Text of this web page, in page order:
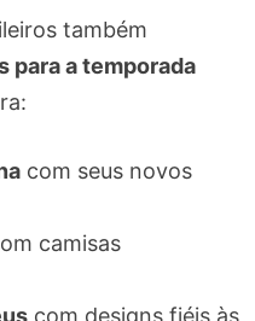
também
para a temporada
com seus novos
camisas
com designs fiéis às